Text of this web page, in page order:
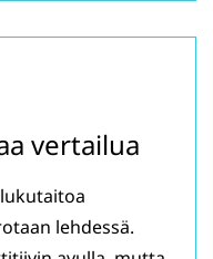
vertailua
lehdessä.